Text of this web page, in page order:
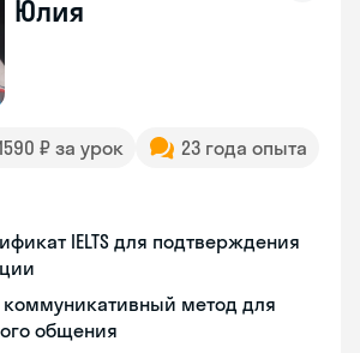
Юлия
₽ за урок
23 года опыта
IELTS для подтверждения
коммуникативный метод для
общения